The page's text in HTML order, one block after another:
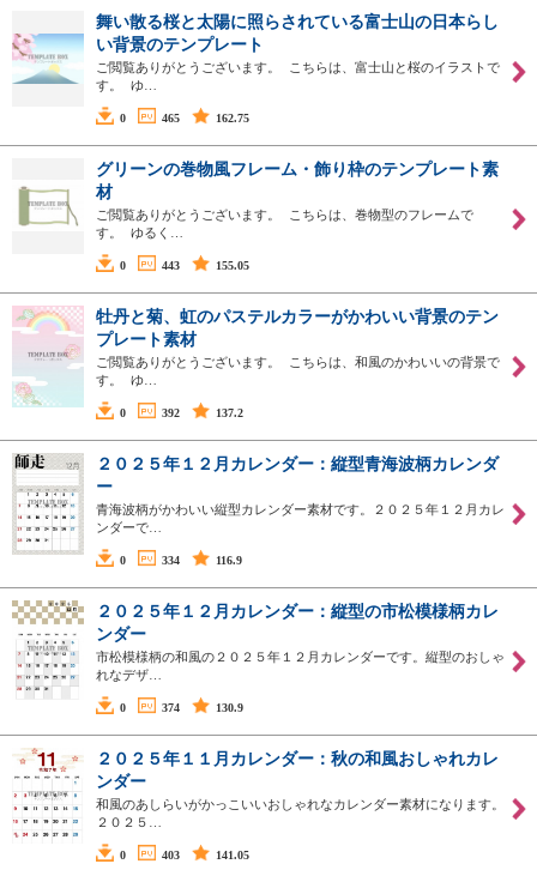
舞い散る桜と太陽に照らされている富士山の日本らし
い背景のテンプレート
ご閲覧ありがとうございます。 こちらは、富士山と桜のイラストで
す。 ゆ…
0 465 162.75
グリーンの巻物風フレーム・飾り枠のテンプレート素
材
ご閲覧ありがとうございます。 こちらは、巻物型のフレームで
す。 ゆるく…
0 443 155.05
牡丹と菊、虹のパステルカラーがかわいい背景のテン
プレート素材
ご閲覧ありがとうございます。 こちらは、和風のかわいいの背景で
す。 ゆ…
0 392 137.2
２０２５年１２月カレンダー：縦型青海波柄カレンダ
ー
青海波柄がかわいい縦型カレンダー素材です。２０２５年１２月カレ
ンダーで…
0 334 116.9
２０２５年１２月カレンダー：縦型の市松模様柄カレ
ンダー
市松模様柄の和風の２０２５年１２月カレンダーです。縦型のおしゃ
れなデザ…
0 374 130.9
２０２５年１１月カレンダー：秋の和風おしゃれカレ
ンダー
和風のあしらいがかっこいいおしゃれなカレンダー素材になります。
２０２５…
0 403 141.05